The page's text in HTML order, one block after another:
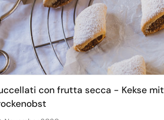
con frutta secca - Kekse mit